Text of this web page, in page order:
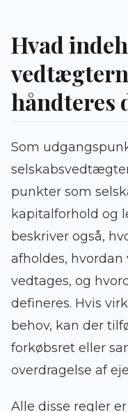
Hvad
håndteres
Som
punkter som
kapitalforhold og
beskriver også,
afholdes,
vedtages, og
defineres. Hvis
behov, kan der
forkøbsret eller
overdragelse af
Alle disse regler